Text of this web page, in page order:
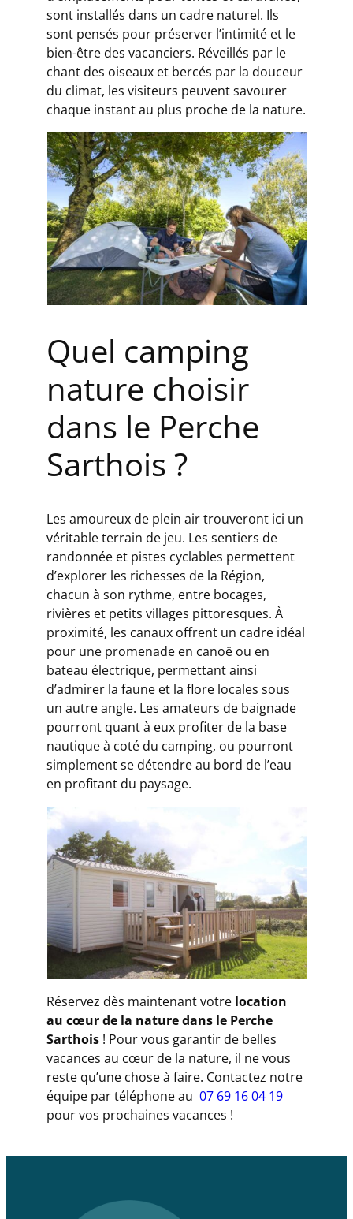
sont installés dans un cadre naturel. Ils
sont pensés pour préserver l’intimité et le
bien-être des vacanciers. Réveillés par le
chant des oiseaux et bercés par la douceur
du climat, les visiteurs peuvent savourer
chaque instant au plus proche de la nature.
Quel camping
nature choisir
dans le Perche
Sarthois ?
Les amoureux de plein air trouveront ici un
véritable terrain de jeu. Les sentiers de
randonnée et pistes cyclables permettent
d’explorer les richesses de la Région,
chacun à son rythme, entre bocages,
rivières et petits villages pittoresques. À
proximité, les canaux offrent un cadre idéal
pour une promenade en canoë ou en
bateau électrique, permettant ainsi
d’admirer la faune et la flore locales sous
un autre angle. Les amateurs de baignade
pourront quant à eux profiter de la base
nautique à coté du camping, ou pourront
simplement se détendre au bord de l’eau
en profitant du paysage.
Réservez dès maintenant votre location
au cœur de la nature dans le Perche
Sarthois ! Pour vous garantir de belles
vacances au cœur de la nature, il ne vous
reste qu’une chose à faire. Contactez notre
équipe par téléphone au07 69 16 04 19
pour vos prochaines vacances !